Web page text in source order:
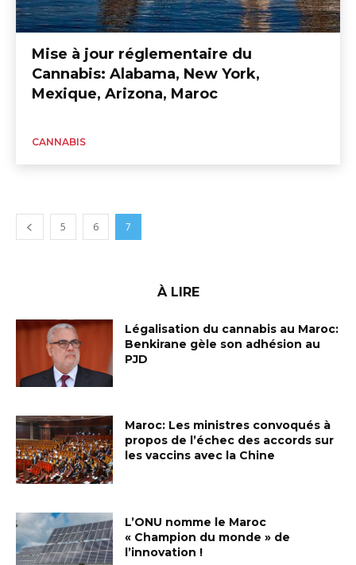
Mise à jour réglementaire du
Cannabis: Alabama, New York,
Mexique, Arizona, Maroc
CANNABIS
5 6 7
À LIRE
Légalisation du cannabis au Maroc:
Benkirane gèle son adhésion au
PJD
Maroc: Les ministres convoqués à
propos de l’échec des accords sur
les vaccins avec la Chine
L’ONU nomme le Maroc
« Champion du monde » de
l’innovation !